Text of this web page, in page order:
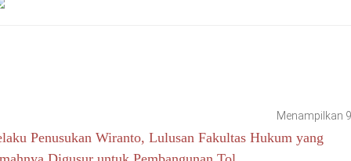
Menampilkan
Penusukan Wiranto, Lulusan Fakultas Hukum yang